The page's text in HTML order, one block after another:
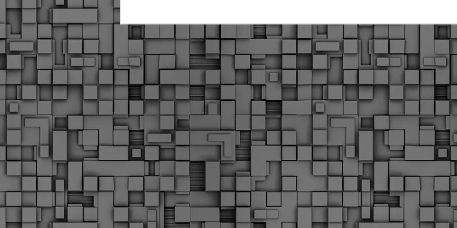
αντιδράσεις της ΑΔΕΔΥ
Το ΣτΕ απέρριψε οριστικά την προσφυγή της ΑΔΕΔΥ και ενός
εκπαιδευτικού για την επαναφορά των δώρων Χριστουγέννων,
Πάσχα και θερινής άδειας (13ος και 14ος μισθός) στους
εργαζόμενους του δημόσιου τομέα, κλείνοντας μια μακρά
διαμάχη δεκαετιών που αφορούσε τις μνημονιακές περικοπές.
Γνωστοποίηση έκδοσης οριστικών αποτελεσμάτων –
Παροχή οδηγιών.
► Δείτε/κατεβάστε την πολυαναμενόμενη εγκύκλιο του Υπ.
FEB
1
Με διαρροή 2 μέρες πριν την στάση εργασίας
ενημερώνει το ΣτΕ για την απόρριψη της επαναφοράς